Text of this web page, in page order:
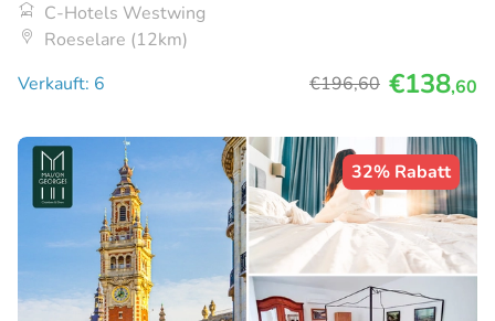
C-Hotels Westwing
Roeselare (12km)
Verkauft: 6
€196,60 €138,60
32% Rabatt